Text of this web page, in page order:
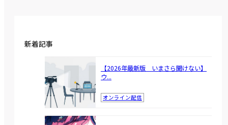
新着記事
【2026年最新版 いまさら聞けない】
ウ...
オンライン配信